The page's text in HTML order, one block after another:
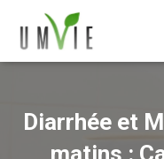
Diarrhée et
matins :